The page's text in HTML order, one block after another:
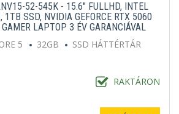
52-545K - 15.6" FULLHD, INTEL
1TB SSD, NVIDIA GEFORCE RTX 5060
LAPTOP 3 ÉV GARANCIÁVAL
5 32GB
SSD HÁTTÉRTÁR
RAKTÁRON